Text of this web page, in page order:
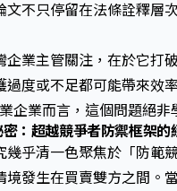
文不只停留在法條詮釋層
企業主管關注，在於它打
度或不足都可能帶來效
企業而言，這個問題絕非
：超越競爭者防禦框架的
幾乎清一色聚焦於「防範
境發生在買賣雙方之間。